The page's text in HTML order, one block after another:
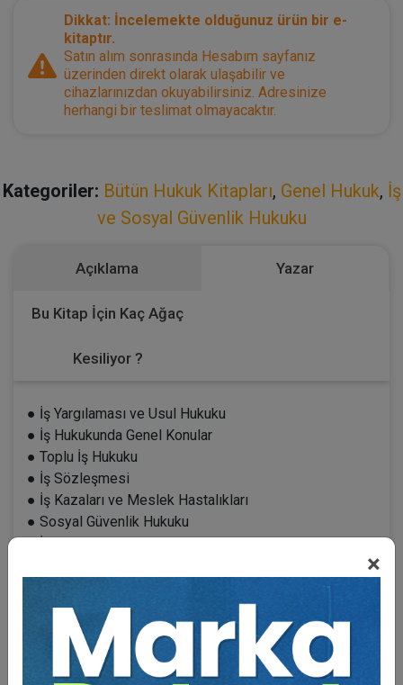
×
Dikkat: İncelemekte olduğunuz ürün bir e-
kitaptır.
Satın alım sonrasında Hesabım sayfanız
üzerinden direkt olarak ulaşabilir ve
cihazlarınızdan okuyabilirsiniz. Adresinize
herhangi bir teslimat olmayacaktır.
Kategoriler: Bütün Hukuk Kitapları, Genel Hukuk, İş
ve Sosyal Güvenlik Hukuku
Açıklama Yazar
Bu Kitap İçin Kaç Ağaç
Kesiliyor ?
● İş Yargılaması ve Usul Hukuku
● İş Hukukunda Genel Konular
● Toplu İş Hukuku
● İş Sözleşmesi
● İş Kazaları ve Meslek Hastalıkları
● Sosyal Güvenlik Hukuku
● İşçilik Alacakları ve Tazminatları
AKADEMİK KURUL
Yarg. 9. HD. Başkanı Doç. Dr. Seracettin GÖKTAŞ
Yarg. 9. HD. Onursal Başkanı Dr. Mustafa KILIÇOĞLU
Yargıtay 21. HD E. Başkanı Mesut BALCI